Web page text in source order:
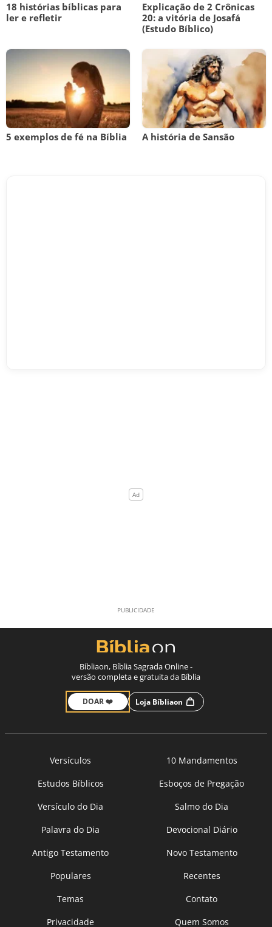
18 histórias bíblicas para
ler e refletir
Explicação de 2 Crônicas
20: a vitória de Josafá
(Estudo Bíblico)
5 exemplos de fé na Bíblia A história de Sansão
Bíbliaon, Bíblia Sagrada Online -
versão completa e gratuita da Bíblia
DOAR ❤️ Loja Bíbliaon
Versículos
10 Mandamentos
Estudos Bíblicos
Esboços de Pregação
Versículo do Dia
Salmo do Dia
Palavra do Dia
Devocional Diário
Antigo Testamento
Novo Testamento
Populares
Recentes
Temas
Contato
Privacidade
Quem Somos